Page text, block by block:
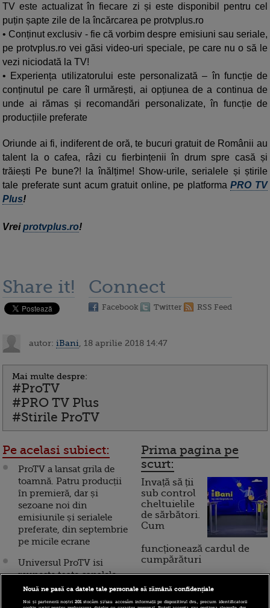
TV este actualizat în fiecare zi și este disponibil pentru cel
puțin șapte zile de la încărcarea pe protvplus.ro
• Conținut exclusiv - fie că vorbim despre emisiuni sau seriale,
pe protvplus.ro vei găsi video-uri speciale, pe care nu o să le
vezi niciodată la TV!
• Experiența utilizatorului este personalizată – în funcție de
conținutul pe care îl urmărești, ai opțiunea de a continua de
unde ai rămas și recomandări personalizate, în funcție de
producțiile preferate
Oriunde ai fi, indiferent de oră, te bucuri gratuit de Românii au
talent la o cafea, râzi cu fierbințenii în drum spre casă și
trăiești Pe bune?! la înălțime! Show-urile, serialele și știrile
tale preferate sunt acum gratuit online, pe platformaPRO TV
Plus!
Vreiprotvplus.ro!
Share it! Connect
Facebook Twitter RSS Feed
autor: iBani , 18 aprilie 2018 14:47
Mai multe despre:
#ProTV
#PRO TV Plus
#Stirile ProTV
Pe acelasi subiect:
ProTV a lansat grila de
toamnă. Patru producții
în premieră, dar și
sezoane noi din
emisiunile și serialele
preferate, din septembrie
pe micile ecrane
Universul ProTV isi
reuneste toate canalele
sub umbrela PRO. Acasa
TV, Acasa Gold si
Prima pagina pe
scurt:
Invață să ții
sub control
cheltuielile
de sărbători.
Cum
funcționează cardul de
cumpărături
Incont , site-ul Știrile Pro
Nouă ne pasă ca datele tale personale să rămână confidențiale
Noi și partenerii noștri201stocăm și/sau accesăm informații pe dispozitivul dvs., precum identificatorii